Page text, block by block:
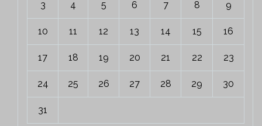
3 4 5 6 7 8 9
10 11 12 13 14 15 16
17 18 19 20 21 22 23
24 25 26 27 28 29 30
31